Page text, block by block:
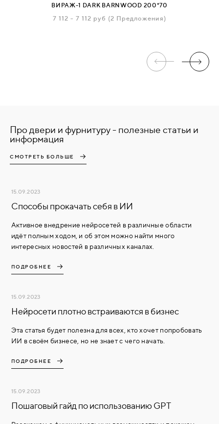
ВИРАЖ-1 DARK BARNWOOD 200*70
7 112 - 7 112 руб (2 Предложения)
Про двери и фурнитуру - полезные статьи и
информация
СМОТРЕТЬ БОЛЬШЕ
15.09.2023
Способы прокачать себя в ИИ
Активное внедрение нейросетей в различные области
идёт полным ходом, и об этом можно найти много
интересных новостей в различных каналах.
ПОДРОБНЕЕ
15.09.2023
Нейросети плотно встраиваются в бизнес
Эта статья будет полезна для всех, кто хочет попробовать
ИИ в своём бизнесе, но не знает с чего начать.
ПОДРОБНЕЕ
15.09.2023
Пошаговый гайд по использованию GPT